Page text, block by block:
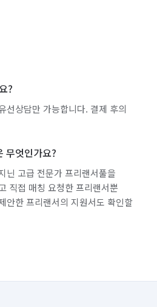
?
선상담만 가능합니다. 결제 후의
무엇인가요?
닌 고급 전문가 프리랜서풀을
직접 매칭 요청한 프리랜서뿐
안한 프리랜서의 지원서도 확인할